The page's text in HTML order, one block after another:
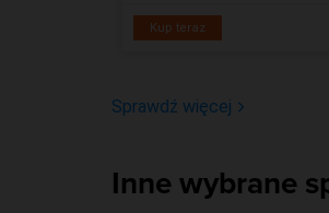
Kup teraz
Sprawdź więcej
Inne wybrane